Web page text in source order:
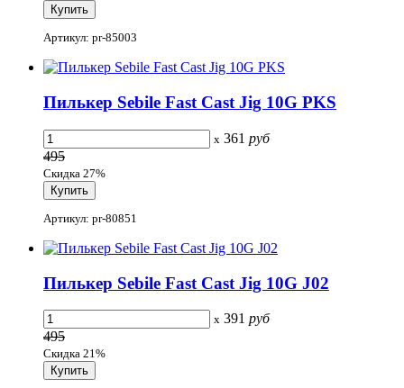
Артикул: pr-85003
Пилькер Sebile Fast Cast Jig 10G PKS
x 361 руб
495
Скидка 27%
Артикул: pr-80851
Пилькер Sebile Fast Cast Jig 10G J02
x 391 руб
495
Скидка 21%